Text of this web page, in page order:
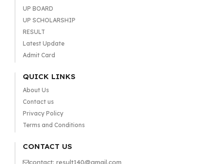
UP BOARD
UP SCHOLARSHIP
RESULT
Latest Update
Admit Card
QUICK LINKS
About Us
Contact us
Privacy Policy
Terms and Conditions
CONTACT US
contact: result140@gmail.com